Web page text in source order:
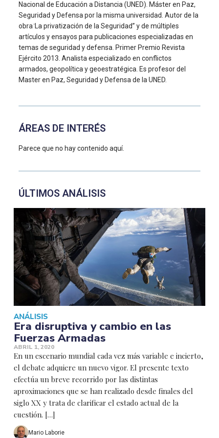
Nacional de Educación a Distancia (UNED). Máster en Paz,
Seguridad y Defensa por la misma universidad. Autor de la
obra ̈La privatización de la Seguridad” y de múltiples
artículos y ensayos para publicaciones especializadas en
temas de seguridad y defensa. Primer Premio Revista
Ejército 2013. Analista especializado en conflictos
armados, geopolítica y geoestratégica. Es profesor del
Master en Paz, Seguridad y Defensa de la UNED.
ÁREAS DE INTERÉS
Parece que no hay contenido aquí.
ÚLTIMOS ANÁLISIS
ANÁLISIS
Era disruptiva y cambio en las
Fuerzas Armadas
ABRIL 1, 2020
En un escenario mundial cada vez más variable e incierto,
el debate adquiere un nuevo vigor. El presente texto
efectúa un breve recorrido por las distintas
aproximaciones que se han realizado desde finales del
siglo XX y trata de clarificar el estado actual de la
cuestión. […]
Mario Laborie